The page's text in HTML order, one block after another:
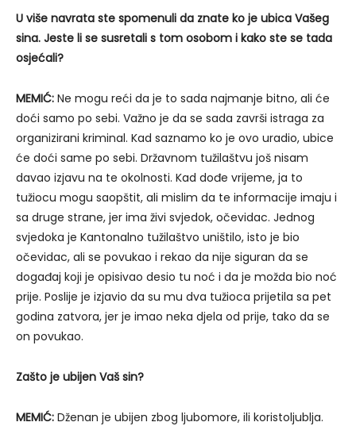
U više navrata ste spomenuli da znate ko je ubica Vašeg
sina. Jeste li se susretali s tom osobom i kako ste se tada
osjećali?
MEMIĆ: Ne mogu reći da je to sada najmanje bitno, ali će
doći samo po sebi. Važno je da se sada završi istraga za
organizirani kriminal. Kad saznamo ko je ovo uradio, ubice
će doći same po sebi. Državnom tužilaštvu još nisam
davao izjavu na te okolnosti. Kad dođe vrijeme, ja to
tužiocu mogu saopštit, ali mislim da te informacije imaju i
sa druge strane, jer ima živi svjedok, očevidac. Jednog
svjedoka je Kantonalno tužilaštvo uništilo, isto je bio
očevidac, ali se povukao i rekao da nije siguran da se
događaj koji je opisivao desio tu noć i da je možda bio noć
prije. Poslije je izjavio da su mu dva tužioca prijetila sa pet
godina zatvora, jer je imao neka djela od prije, tako da se
on povukao.
Zašto je ubijen Vaš sin?
MEMIĆ: Dženan je ubijen zbog ljubomore, ili koristoljublja.